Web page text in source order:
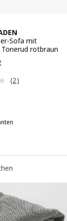
Bewertungen
Sofa mit
Tonerud rotbraun
Bewertungen:
(2)